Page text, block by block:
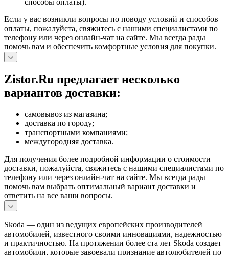
Если у вас возникли вопросы по поводу условий и способов
оплаты, пожалуйста, свяжитесь с нашими специалистами по
телефону или через онлайн-чат на сайте. Мы всегда рады
помочь вам и обеспечить комфортные условия для покупки.
Zistor.Ru предлагает несколько
вариантов доставки:
самовывоз из магазина;
доставка по городу;
транспортными компаниями;
междугородняя доставка.
Для получения более подробной информации о стоимости
доставки, пожалуйста, свяжитесь с нашими специалистами по
телефону или через онлайн-чат на сайте. Мы всегда рады
помочь вам выбрать оптимальный вариант доставки и
ответить на все ваши вопросы.
Skoda — один из ведущих европейских производителей
автомобилей, известного своими инновациями, надежностью
и практичностью. На протяжении более ста лет Skoda создает
автомобили, которые завоевали признание автолюбителей по